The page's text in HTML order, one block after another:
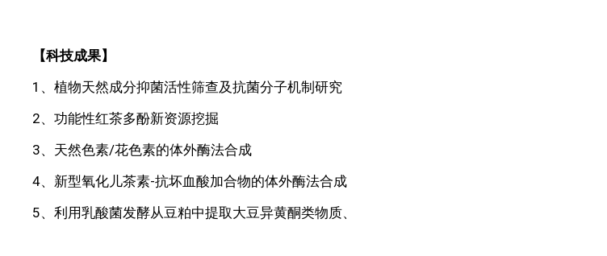
【科技成果】
1、植物天然成分抑菌活性筛查及抗菌分子机制研究
2、功能性红茶多酚新资源挖掘
3、天然色素/花色素的体外酶法合成
4、新型氧化儿茶素-抗坏血酸加合物的体外酶法合成
5、利用乳酸菌发酵从豆粕中提取大豆异黄酮类物质、